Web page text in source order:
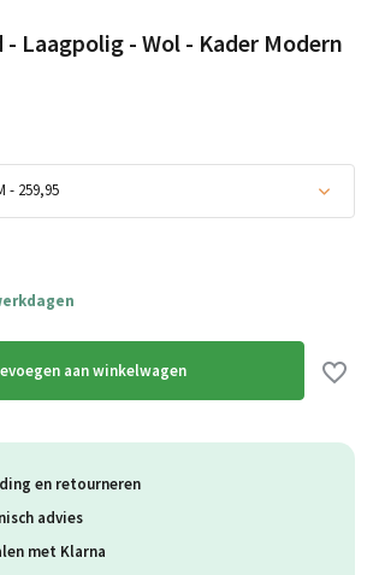
- Laagpolig - Wol - Kader Modern
- 259,95
Uitverkocht
aan winkelwagen
en retourneren
advies
met Klarna